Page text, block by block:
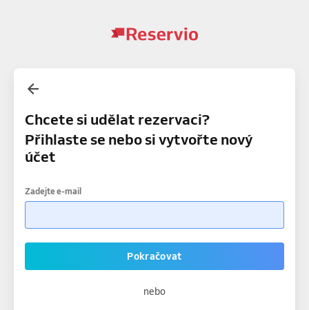
Chcete si udělat rezervaci?
Přihlaste se nebo si vytvořte nový
účet
Zadejte e-mail
Pokračovat
nebo